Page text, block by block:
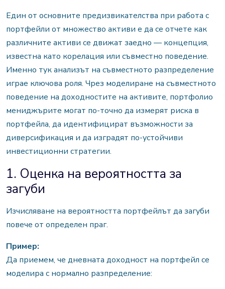
Един от основните предизвикателства при работа с
портфейли от множество активи е да се отчете как
различните активи се движат заедно — концепция,
известна като корелация или съвместно поведение.
Именно тук анализът на съвместното разпределение
играе ключова роля. Чрез моделиране на съвместното
поведение на доходностите на активите, портфолио
мениджърите могат по-точно да измерят риска в
портфейла, да идентифицират възможности за
диверсификация и да изградят по-устойчиви
инвестиционни стратегии.
1. Оценка на вероятността за
загуби
Изчисляване на вероятността портфейлът да загуби
повече от определен праг.
Пример:
Да приемем, че дневната доходност на портфейл се
моделира с нормално разпределение: